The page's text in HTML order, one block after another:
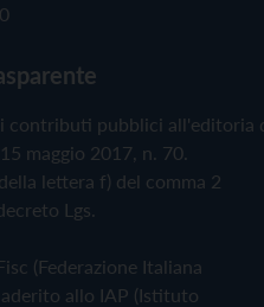
contributi pubblici all'editoria
maggio 2017, n. 70.
lettera f) del comma 2
Lgs.
(Federazione Italiana
allo IAP (Istituto